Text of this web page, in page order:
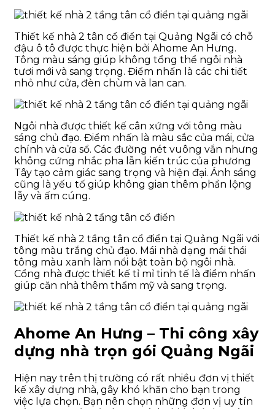
Thiết kế nhà 2 tân cổ điển tại Quảng Ngãi có chỗ
đậu ô tô được thực hiện bởi Ahome An Hưng.
Tông màu sáng giúp không tổng thể ngôi nhà
tươi mới và sang trọng. Điểm nhấn là các chi tiết
nhỏ như cửa, đèn chùm và lan can.
Ngôi nhà được thiết kế cân xứng với tông màu
sáng chủ đạo. Điểm nhấn là màu sắc của mái, cửa
chính và cửa sổ. Các đường nét vuông vắn nhưng
không cứng nhắc pha lẫn kiến trúc của phương
Tây tạo cảm giác sang trọng và hiện đại. Ánh sáng
cũng là yếu tố giúp không gian thêm phần lộng
lẫy và ấm cúng.
Thiết kế nhà 2 tầng tân cổ điển tại Quảng Ngãi với
tông màu trắng chủ đạo. Mái nhà dạng mái thái
tông màu xanh làm nổi bật toàn bộ ngôi nhà.
Cổng nhà được thiết kế tỉ mỉ tinh tế là điểm nhấn
giúp căn nhà thêm thẩm mỹ và sang trọng.
Ahome An Hưng – Thi công xây
dựng nhà trọn gói Quảng Ngãi
Hiện nay trên thị trường có rất nhiều đơn vị thiết
kế xây dựng nhà, gây khó khăn cho bạn trong
việc lựa chọn. Bạn nên chọn những đơn vị uy tín